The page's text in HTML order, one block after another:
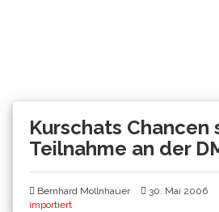
Kurschats
Teilnahme an der
Bernhard Mollnhauer 30. Mai 2006
importiert